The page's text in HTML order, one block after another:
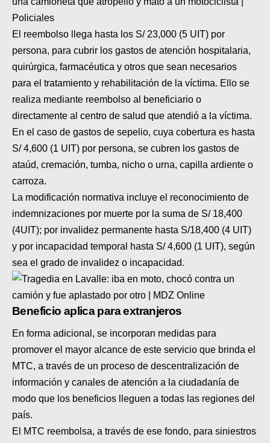
El reembolso llega hasta los S/ 23,000 (5 UIT) por
persona, para cubrir los gastos de atención hospitalaria,
quirúrgica, farmacéutica y otros que sean necesarios
para el tratamiento y rehabilitación de la víctima. Ello se
realiza mediante reembolso al beneficiario o
directamente al centro de salud que atendió a la víctima.
En el caso de gastos de sepelio, cuya cobertura es hasta
S/ 4,600 (1 UIT) por persona, se cubren los gastos de
ataúd, cremación, tumba, nicho o urna, capilla ardiente o
carroza.
La modificación normativa incluye el reconocimiento de
indemnizaciones por muerte por la suma de S/ 18,400
(4UIT); por invalidez permanente hasta S/18,400 (4 UIT)
y por incapacidad temporal hasta S/ 4,600 (1 UIT), según
sea el grado de invalidez o incapacidad.
Beneficio aplica para extranjeros
En forma adicional, se incorporan medidas para
promover el mayor alcance de este servicio que brinda el
MTC, a través de un proceso de descentralización de
información y canales de atención a la ciudadanía de
modo que los beneficios lleguen a todas las regiones del
país.
El MTC reembolsa, a través de ese fondo, para siniestros